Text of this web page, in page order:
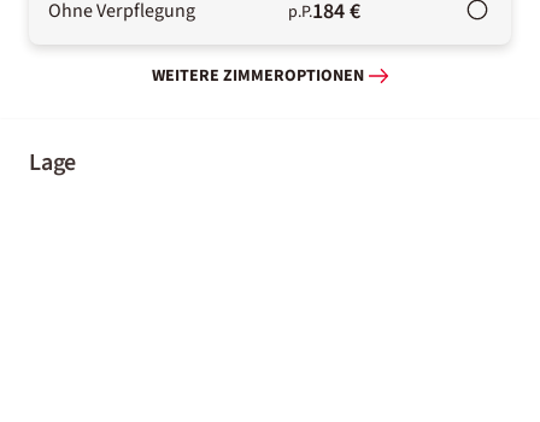
Ohne Verpflegung p.P.184 €
WEITERE ZIMMEROPTIONEN
Lage